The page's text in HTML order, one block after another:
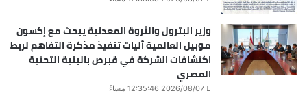
وزير البترول والثروة المعدنية يبحث مع إكسون
موبيل العالمية آليات تنفيذ مذكرة التفاهم لربط
اكتشافات الشركة في قبرص بالبنية التحتية
المصري
2026/08/07 12:35:46 مساءً